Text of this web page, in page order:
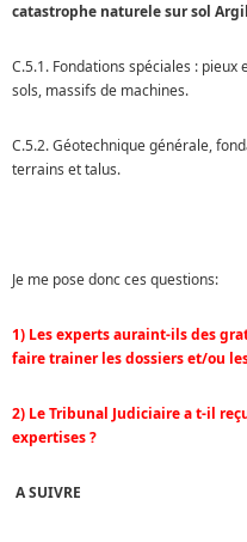
catastrophe naturele sur sol
C.5.1. Fondations spéciales :
sols, massifs de machines.
C.5.2. Géotechnique générale,
terrains et talus.
Je me pose donc ces questions:
1) Les experts auraint-ils des
faire trainer les dossiers et/ou
2) Le Tribunal Judiciaire a t-il
expertises ?
A SUIVRE